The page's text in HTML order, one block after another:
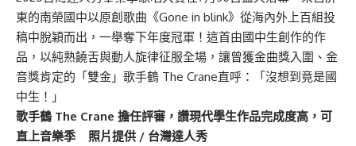
東的南榮國中以原創歌曲《Gone in blink》從海內外上百組投
稿中脫穎而出，一舉奪下年度冠軍！這首由國中生創作的作
品，以純熟饒舌與動人旋律征服全場，讓曾獲金曲獎入圍、金
音獎肯定的「雙金」歌手鶴 The Crane直呼：「沒想到竟是國
中生！」
歌手鶴 The Crane 擔任評審，讚現代學生作品完成度高，可
直上音樂季 照片提供 / 台灣達人秀